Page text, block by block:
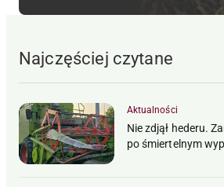
Najczęściej czytane
Aktualności
Nie zdjął hederu.
po śmiertelnym